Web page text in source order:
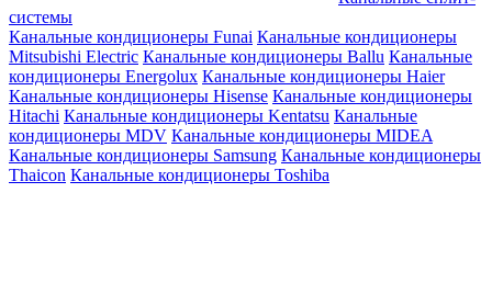
системы
Канальные кондиционеры Funai Канальные кондиционеры
Mitsubishi Electric Канальные кондиционеры Ballu Канальные
кондиционеры Energolux Канальные кондиционеры Haier
Канальные кондиционеры Hisense Канальные кондиционеры
Hitachi Канальные кондиционеры Kentatsu Канальные
кондиционеры MDV Канальные кондиционеры MIDEA
Канальные кондиционеры Samsung Канальные кондиционеры
Thaicon Канальные кондиционеры Toshiba